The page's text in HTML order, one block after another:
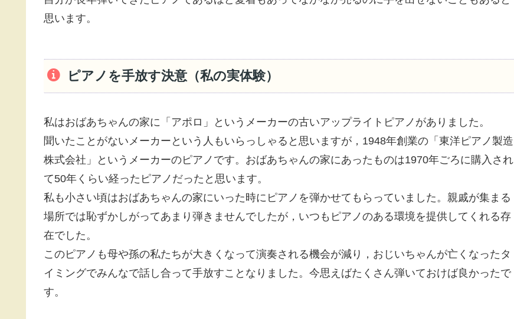
思います。
ピアノを手放す決意（私の実体験）
私はおばあちゃんの家に「アポロ」というメーカーの古いアップライトピアノがありました。
聞いたことがないメーカーという人もいらっしゃると思いますが，1948年創業の「東洋ピアノ製造
株式会社」というメーカーのピアノです。おばあちゃんの家にあったものは1970年ごろに購入され
て50年くらい経ったピアノだったと思います。
私も小さい頃はおばあちゃんの家にいった時にピアノを弾かせてもらっていました。親戚が集まる
場所では恥ずかしがってあまり弾きませんでしたが，いつもピアノのある環境を提供してくれる存
在でした。
このピアノも母や孫の私たちが大きくなって演奏される機会が減り，おじいちゃんが亡くなったタ
イミングでみんなで話し合って手放すことなりました。今思えばたくさん弾いておけば良かったで
す。